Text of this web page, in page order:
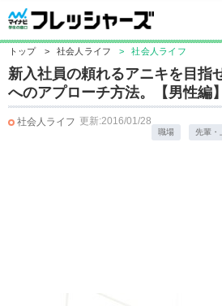
トップ > 社会人ライフ > 社会人ライフ
新入社員の頼れるアニキを目指
へのアプローチ方法。【男性編】
社会人ライフ 更新:2016/01/28
職場 先輩・